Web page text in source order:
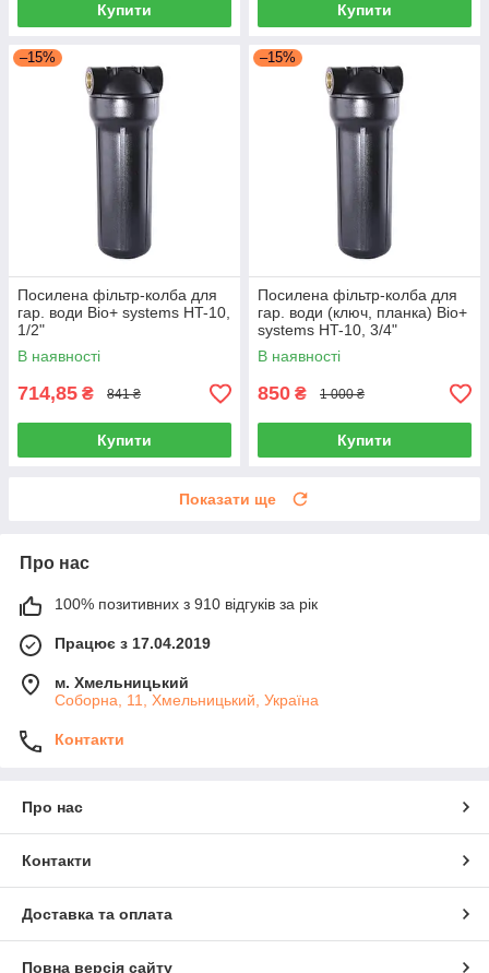
Купити Купити
–15%
Посилена фільтр-колба для
гар. води Віо+ systems HT-10,
1/2"
В наявності
714,85 ₴ 841 ₴
Купити
–15%
Посилена фільтр-колба для
гар. води (ключ, планка) Віо+
systems HT-10, 3/4"
В наявності
850 ₴ 1 000 ₴
Купити
Показати ще
Про нас
100% позитивних з 910 відгуків за рік
Працює з 17.04.2019
м. Хмельницький
Соборна, 11, Хмельницький, Україна
Контакти
Про нас
Контакти
Доставка та оплата
Повна версія сайту